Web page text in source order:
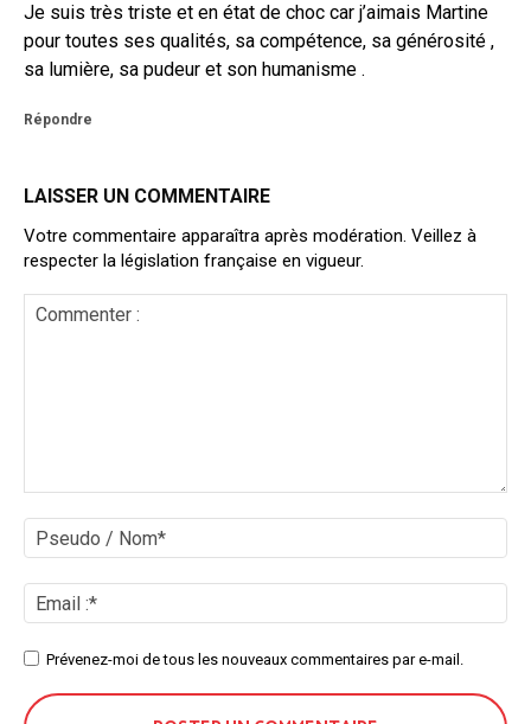
Je suis très triste et en état de choc car j’aimais Martine
pour toutes ses qualités, sa compétence, sa générosité ,
sa lumière, sa pudeur et son humanisme .
Répondre
LAISSER UN COMMENTAIRE
Votre commentaire apparaîtra après modération. Veillez à
respecter la législation française en vigueur.
/
:*
SitePrévenez-moi de tous les nouveaux commentaires par e-mail.